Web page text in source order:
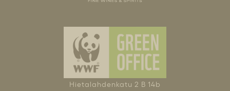
Hietalahdenkatu 2 B 14b